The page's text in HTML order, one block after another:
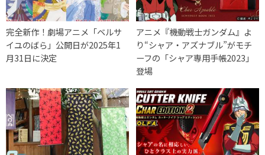
完全新作！劇場アニメ「ベルサ
イユのばら」公開日が2025年1
月31日に決定
アニメ『機動戦士ガンダム』よ
り“シャア・アズナブル”がモチ
ーフの「シャア専用手帳2023」
登場